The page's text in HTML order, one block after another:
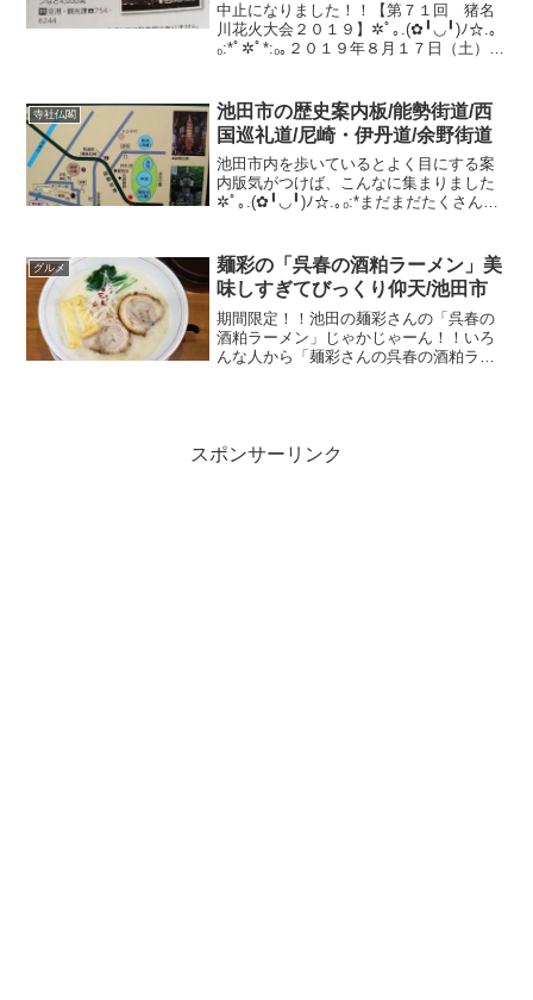
中止になりました！！【第７１回 猪名
川花火大会２０１９】✲ﾟ｡.(✿╹◡╹)ﾉ☆.｡
₀:*ﾟ✲ﾟ*:₀｡２０１９年８月１７日（土）午
１０分ぐらい打ち上げ花火、スターマイ
ン...
寺社仏閣
池田市の歴史案内板/能勢街道/西
国巡礼道/尼崎・伊丹道/余野街道
池田市内を歩いているとよく目にする案
内版気がつけば、こんなに集まりました
✲ﾟ｡.(✿╹◡╹)ﾉ☆.｡₀:*まだまだたくさんあ
す！さすが歴史の町「池田」ですね(^^)/
↑...
グルメ
麺彩の「呉春の酒粕ラーメン」美
味しすぎてびっくり仰天/池田市
期間限定！！池田の麺彩さんの「呉春の
酒粕ラーメン」じゃかじゃーん！！いろ
んな人から「麺彩さんの呉春の酒粕ラー
スポンサーリンク